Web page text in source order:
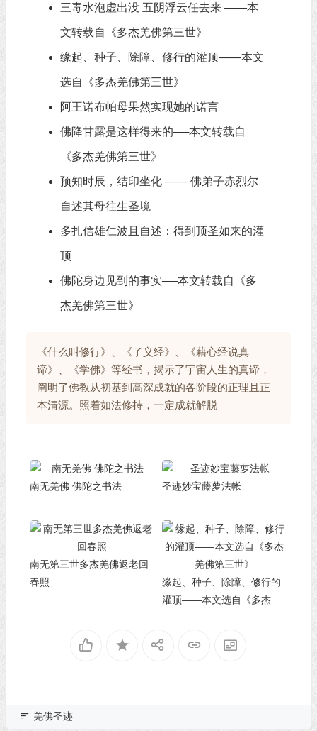
三毒水泡虚出没 五阴浮云任去来 ――本
文转载自《多杰羌佛第三世》
缘起、种子、除障、修行的灌顶——本文
选自《多杰羌佛第三世》
阿王诺布帕母果然实现她的诺言
佛降甘露是这样得来的──本文转载自
《多杰羌佛第三世》
预知时辰，结印坐化 —— 佛弟子赤烈尔
自述其母往生圣境
多扎信雄仁波且自述：得到顶圣如来的灌
顶
佛陀身边见到的事实──本文转载自《多
杰羌佛第三世》
《什么叫修行》、《了义经》、《藉心经说真
谛》、《学佛》等经书，揭示了宇宙人生的真谛，
阐明了佛教从初基到高深成就的各阶段的正理且正
本清源。照着如法修持，一定成就解脱
南无羌佛 佛陀之书法 圣迹妙宝藤萝法帐
南无第三世多杰羌佛返老回
春照
缘起、种子、除障、修行的
灌顶——本文选自《多杰羌
羌佛圣迹